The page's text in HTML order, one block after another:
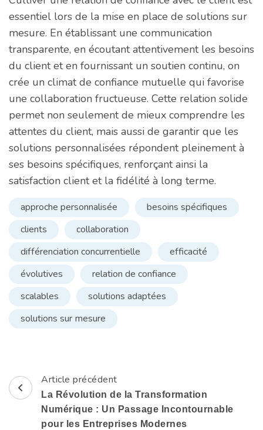
essentiel lors de la mise en place de solutions sur
mesure. En établissant une communication
transparente, en écoutant attentivement les besoins
du client et en fournissant un soutien continu, on
crée un climat de confiance mutuelle qui favorise
une collaboration fructueuse. Cette relation solide
permet non seulement de mieux comprendre les
attentes du client, mais aussi de garantir que les
solutions personnalisées répondent pleinement à
ses besoins spécifiques, renforçant ainsi la
satisfaction client et la fidélité à long terme.
approche personnalisée
besoins spécifiques
clients
collaboration
différenciation concurrentielle
efficacité
évolutives
relation de confiance
scalables
solutions adaptées
solutions sur mesure
Navigation
d'article
Article précédent
La Révolution de la Transformation
Numérique : Un Passage Incontournable
pour les Entreprises Modernes